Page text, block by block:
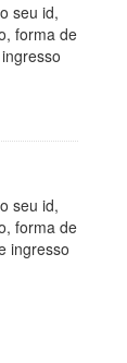
seu id,
forma de
seu id,
forma de
ingresso